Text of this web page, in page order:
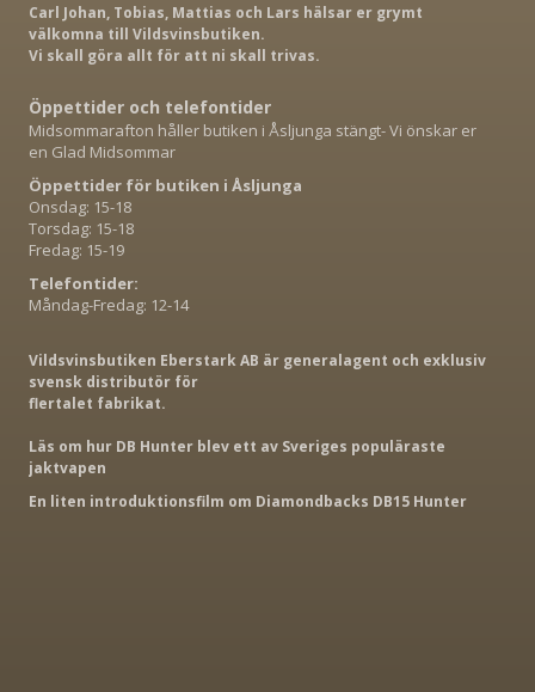
Carl Johan, Tobias, Mattias och Lars hälsar er grymt
välkomna till Vildsvinsbutiken.
Vi skall göra allt för att ni skall trivas.
Öppettider och telefontider
Midsommarafton håller butiken i Åsljunga stängt- Vi önskar er
en Glad Midsommar
Öppettider för butiken i Åsljunga
Onsdag: 15-18
Torsdag: 15-18
Fredag: 15-19
Telefontider:
Måndag-Fredag: 12-14
Vildsvinsbutiken Eberstark AB är generalagent och exklusiv
svensk distributör för
flertalet fabrikat.
Läs om hur DB Hunter blev ett av Sveriges populäraste
jaktvapen
En liten introduktionsfilm om Diamondbacks DB15 Hunter